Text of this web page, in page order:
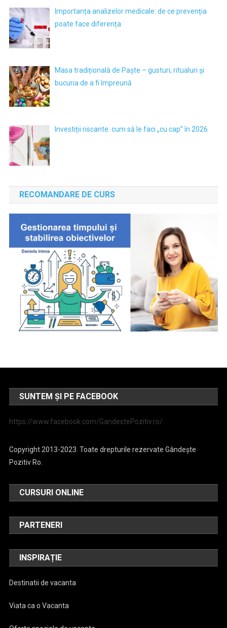
Importanța analizelor medicale: de ce prevenția
poate face diferența
Masa tradițională de Paște – gusturi, ritualuri și
bucuria de a fi împreună
Investiții riscante: cum să le faci „cu cap” în 2026
RECOMANDARE DE CURS
SUNTEM ȘI PE FACEBOOK
https://www.facebook.com/GandestePozitiv.ro/
Copyright 2013-2023. Toate drepturile rezervate Gândește
Pozitiv Ro.
CURSURI ONLINE
PARTENERI
INSPIRAȚIE
Destinatii de vacanta
Viata ca o Vacanta